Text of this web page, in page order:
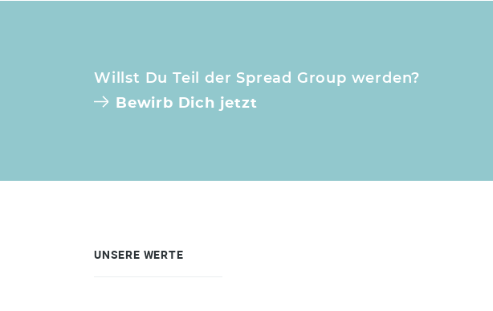
Willst Du Teil der Spread Group werden?
Bewirb Dich jetzt
UNSERE WERTE